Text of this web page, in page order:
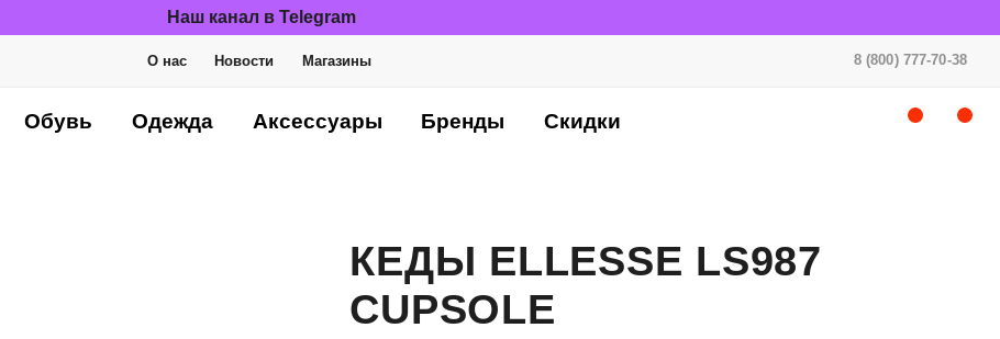
Наш канал в Telegram
О нас Новости Магазины 8 (800) 777-70-38
Обувь Одежда Аксессуары Бренды Скидки
КЕДЫ ELLESSE LS987
CUPSOLE